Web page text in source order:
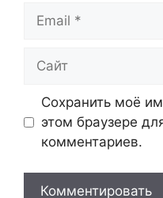
Email
Сайт
Сохранить моё
этом браузере
комментариев.